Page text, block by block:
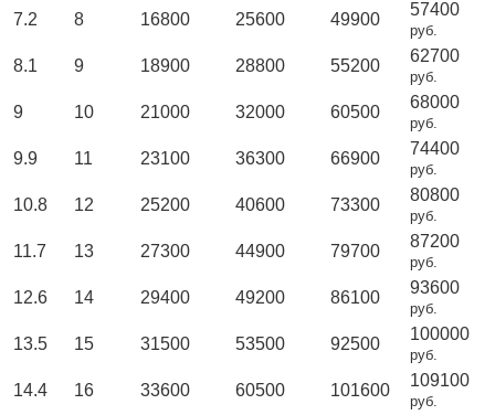
7.2 8 16800 25600 49900
57400
руб.
8.1 9 18900 28800 55200
62700
руб.
9 10 21000 32000 60500
68000
руб.
9.9 11 23100 36300 66900
74400
руб.
10.8 12 25200 40600 73300
80800
руб.
11.7 13 27300 44900 79700
87200
руб.
12.6 14 29400 49200 86100
93600
руб.
13.5 15 31500 53500 92500
100000
руб.
14.4 16 33600 60500 101600
109100
руб.